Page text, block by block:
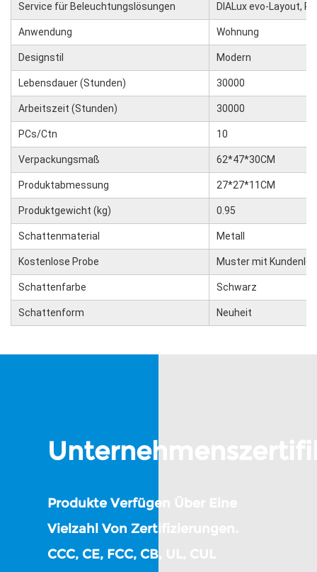
Service für Beleuchtungslösungen DIALux evo-Layout,
Anwendung Wohnung
Designstil Modern
Lebensdauer (Stunden) 30000
Arbeitszeit (Stunden) 30000
PCs/Ctn 10
Verpackungsmaß 62*47*30CM
Produktabmessung 27*27*11CM
Produktgewicht (kg) 0.95
Schattenmaterial Metall
Kostenlose Probe Muster mit
Schattenfarbe Schwarz
Schattenform Neuheit
Produkte Verfügen Über Eine
Vielzahl Von Zertifizierungen.
CCC, CE, FCC, CB, UL, CUL